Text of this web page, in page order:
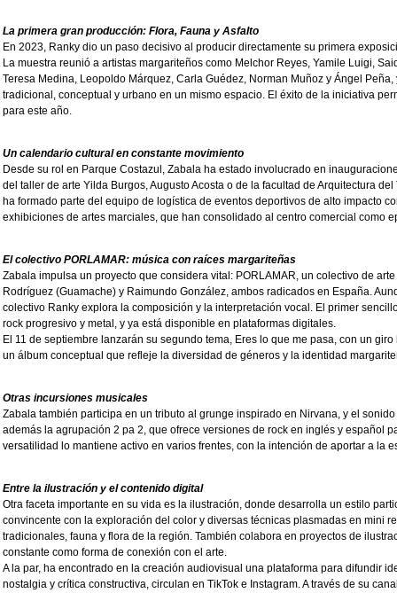
La primera gran producción: Flora, Fauna y Asfalto
En 2023, Ranky dio un paso decisivo al producir directamente su primera
La muestra reunió a artistas margariteños como Melchor Reyes, Yamile Luigi,
Teresa Medina, Leopoldo Márquez, Carla Guédez, Norman Muñoz y Ángel
tradicional, conceptual y urbano en un mismo espacio. El éxito de la iniciativa
para este año.
Un calendario cultural en constante movimiento
Desde su rol en Parque Costazul, Zabala ha estado involucrado en
del taller de arte Yilda Burgos, Augusto Acosta o de la facultad de Arquitectura
ha formado parte del equipo de logística de eventos deportivos de alto impacto
exhibiciones de artes marciales, que han consolidado al centro comercial como
El colectivo PORLAMAR: música con raíces margariteñas
Zabala impulsa un proyecto que considera vital: PORLAMAR, un colectivo de
Rodríguez (Guamache) y Raimundo González, ambos radicados en España.
colectivo Ranky explora la composición y la interpretación vocal. El primer
rock progresivo y metal, y ya está disponible en plataformas digitales.
El 11 de septiembre lanzarán su segundo tema, Eres lo que me pasa, con un
un álbum conceptual que refleje la diversidad de géneros y la identidad
Otras incursiones musicales
Zabala también participa en un tributo al grunge inspirado en Nirvana, y el
además la agrupación 2 pa 2, que ofrece versiones de rock en inglés y español
versatilidad lo mantiene activo en varios frentes, con la intención de aportar a la
Entre la ilustración y el contenido digital
Otra faceta importante en su vida es la ilustración, donde desarrolla un estilo
convincente con la exploración del color y diversas técnicas plasmadas en mini
tradicionales, fauna y flora de la región. También colabora en proyectos de
constante como forma de conexión con el arte.
A la par, ha encontrado en la creación audiovisual una plataforma para difundir
nostalgia y crítica constructiva, circulan en TikTok e Instagram. A través de su